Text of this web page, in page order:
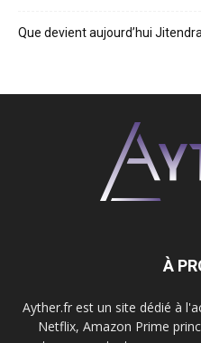
Que devient aujourd’hui
À
Ayther.fr est un site dédié à
Netflix, Amazon Prime